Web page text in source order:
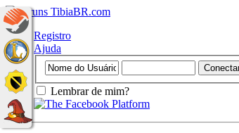
Registro
Ajuda
Lembrar de mim?